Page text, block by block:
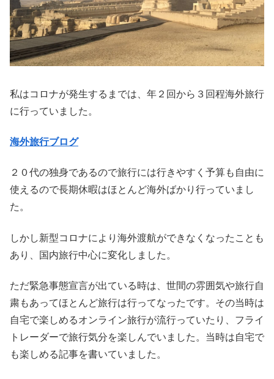
私はコロナが発生するまでは、年２回から３回程海外旅行
に行っていました。
海外旅行ブログ
２０代の独身であるので旅行には行きやすく予算も自由に
使えるので長期休暇はほとんど海外ばかり行っていまし
た。
しかし新型コロナにより海外渡航ができなくなったことも
あり、国内旅行中心に変化しました。
ただ緊急事態宣言が出ている時は、世間の雰囲気や旅行自
粛もあってほとんど旅行は行ってなったです。その当時は
自宅で楽しめるオンライン旅行が流行っていたり、フライ
トレーダーで旅行気分を楽しんでいました。当時は自宅で
も楽しめる記事を書いていました。